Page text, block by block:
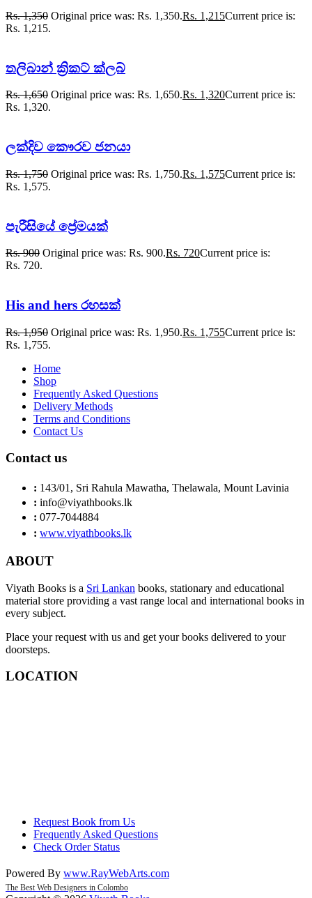
Rs.1,350 Original price was: Rs. 1,350.Rs. 1,215Current price is:
Rs. 1,215.
තලිබාන් ක්‍රිකට් ක්ලබ්
Rs.1,650 Original price was: Rs. 1,650.Rs. 1,320Current price is:
Rs. 1,320.
ලක්දිව කෞරව ජනයා
Rs.1,750 Original price was: Rs. 1,750.Rs. 1,575Current price is:
Rs. 1,575.
පැරීසියේ ප්‍රේමයක්
Rs.900 Original price was: Rs. 900.Rs. 720Current price is:
Rs. 720.
His and hers රහසක්
Rs.1,950 Original price was: Rs. 1,950.Rs. 1,755Current price is:
Rs. 1,755.
Home
Shop
Frequently Asked Questions
Delivery Methods
Terms and Conditions
Contact Us
Contact us
: 143/01, Sri Rahula Mawatha, Thelawala, Mount Lavinia
: info@viyathbooks.lk
: 077-7044884
: www.viyathbooks.lk
ABOUT
Viyath Books is a Sri Lankan books, stationary and educational
material store providing a vast range local and international books in
every subject.
Place your request with us and get your books delivered to your
doorsteps.
LOCATION
Request Book from Us
Frequently Asked Questions
Check Order Status
Powered By www.RayWebArts.com
The Best Web Designers in Colombo